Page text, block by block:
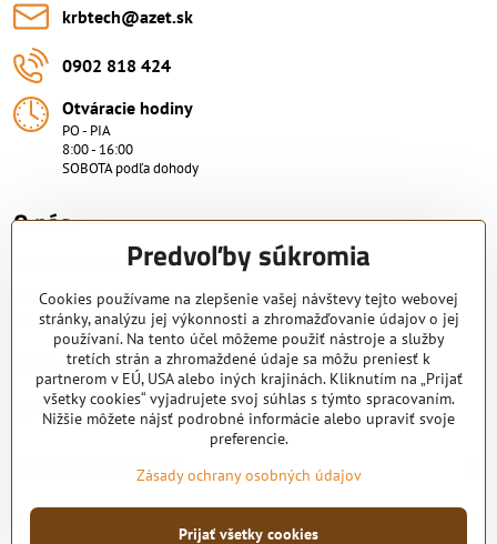
krbtech​@azet​.sk
0902 818 424
Otváracie hodiny
PO - PIA
8:00 - 16:00
SOBOTA podľa dohody
O nás.
Viac ako 15 rokov skúsenosti.
Nakupujte od overeného predajcu s certifikovaným servisným
strediskom. KRB-TECH s.r.o.
Pridajte sa k nám
Facebook
Všetko k nákupu
©2026Copyright
Predvoľby súkromia
Cookies používame na zlepšenie vašej návštevy tejto webovej
stránky, analýzu jej výkonnosti a zhromažďovanie údajov o jej
používaní. Na tento účel môžeme použiť nástroje a služby
tretích strán a zhromaždené údaje sa môžu preniesť k
partnerom v EÚ, USA alebo iných krajinách. Kliknutím na „Prijať
všetky cookies“ vyjadrujete svoj súhlas s týmto spracovaním.
Nižšie môžete nájsť podrobné informácie alebo upraviť svoje
preferencie.
Zásady ochrany osobných údajov
Prijať všetky cookies